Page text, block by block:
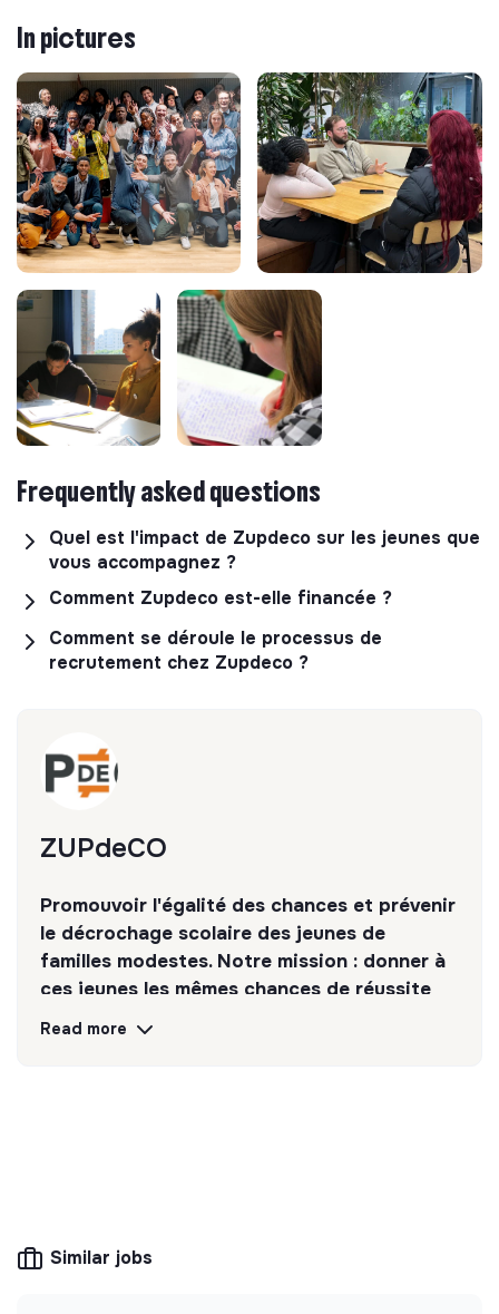
In pictures
Frequently asked questions
Quel est l'impact de Zupdeco sur les jeunes que
vous accompagnez ?
Comment Zupdeco est-elle financée ?
Comment se déroule le processus de
recrutement chez Zupdeco ?
ZUPdeCO
Promouvoir l'égalité des chances et prévenir
le décrochage scolaire des jeunes de
familles modestes. Notre mission : donner à
ces jeunes les mêmes chances de réussite
que les autres.
making potential is limited. It may be an
Read more
Similar jobs